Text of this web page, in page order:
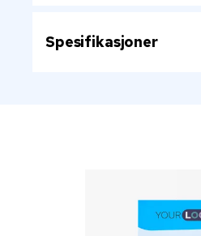
Spesifikasjoner